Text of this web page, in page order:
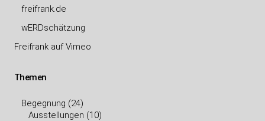
freifrank.de
wERDschätzung
Freifrank auf Vimeo
Themen
Begegnung (24)
Ausstellungen (10)